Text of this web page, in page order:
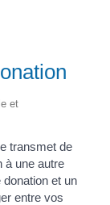
et
transmet de
à une autre
et un
entre vos